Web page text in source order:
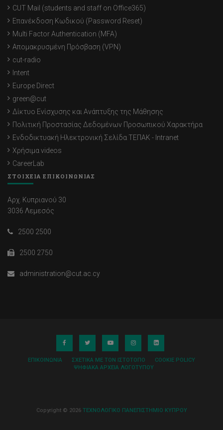
CUT Mail (students and staff on Office365)
Επανέκδοση Κωδικού (Password Reset)
Multi Factor Authentication (MFA)
Απομακρυσμένη Πρόσβαση (VPN)
cut-radio
Intent
Europe Direct
green@cut
Δίκτυο Ενίσχυσης και Ανάπτυξης της Μάθησης
Πολιτική Προστασίας Δεδομένων Προσωπικού Χαρακτήρα
Ενδοδικτυακή Ηλεκτρονική Σελίδα ΤΕΠΑΚ - Intranet
Χρήσιμα videos
CareerLab
ΣΤΟΙΧΕΙΑ ΕΠΙΚΟΙΝΩΝΙΑΣ
Αρχ. Κυπριανού 30
3036 Λεμεσός
2500 2500
2500 2750
administration@cut.ac.cy
ΕΠΙΚΟΙΝΩΝΊΑ ΣΧΕΤΙΚΆ ΜΕ ΤΟΝ ΙΣΤΌΤΟΠΟ
COOKIE POLICY
ΨΗΦΙΑΚΆ ΑΡΧΕΊΑ ΛΟΓΌΤΥΠΟΥ
Copyright © 2026 ΤΕΧΝΟΛΟΓΙΚΟ ΠΑΝΕΠΙΣΤΗΜΙΟ ΚΥΠΡΟΥ